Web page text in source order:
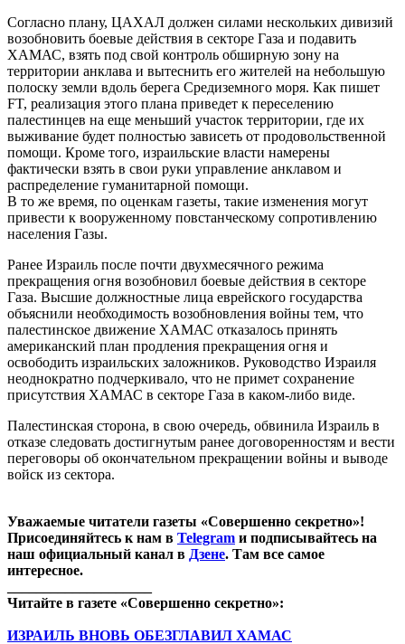
Согласно плану, ЦАХАЛ должен силами нескольких дивизий
возобновить боевые действия в секторе Газа и подавить
ХАМАС, взять под свой контроль обширную зону на
территории анклава и вытеснить его жителей на небольшую
полоску земли вдоль берега Средиземного моря. Как пишет
FT, реализация этого плана приведет к переселению
палестинцев на еще меньший участок территории, где их
выживание будет полностью зависеть от продовольственной
помощи. Кроме того, израильские власти намерены
фактически взять в свои руки управление анклавом и
распределение гуманитарной помощи.
В то же время, по оценкам газеты, такие изменения могут
привести к вооруженному повстанческому сопротивлению
населения Газы.
Ранее Израиль после почти двухмесячного режима
прекращения огня возобновил боевые действия в секторе
Газа. Высшие должностные лица еврейского государства
объяснили необходимость возобновления войны тем, что
палестинское движение ХАМАС отказалось принять
американский план продления прекращения огня и
освободить израильских заложников. Руководство Израиля
неоднократно подчеркивало, что не примет сохранение
присутствия ХАМАС в секторе Газа в каком-либо виде.
Палестинская сторона, в свою очередь, обвинила Израиль в
отказе следовать достигнутым ранее договоренностям и вести
переговоры об окончательном прекращении войны и выводе
войск из сектора.
Уважаемые читатели газеты «Совершенно секретно»!
Присоединяйтесь к нам в Telegram и подписывайтесь на
наш официальный канал в Дзене. Там все самое
интересное.
Читайте в газете «Совершенно секретно»:
ИЗРАИЛЬ ВНОВЬ ОБЕЗГЛАВИЛ ХАМАС